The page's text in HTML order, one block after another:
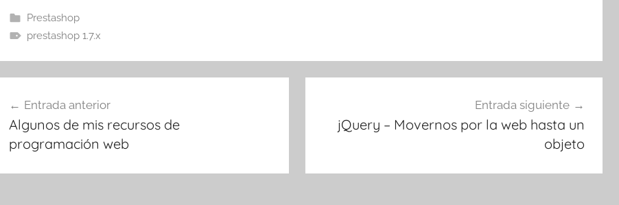
Prestashop
prestashop 1.7.x
de
entradas
Entrada anterior
Algunos de mis recursos de
programación web
Entrada siguiente
jQuery – Movernos por la web hasta un
objeto